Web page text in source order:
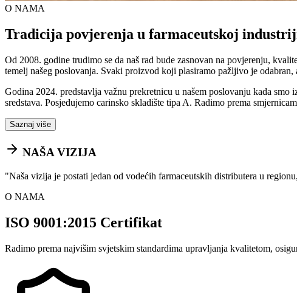
O NAMA
Tradicija povjerenja u farmaceutskoj
Od 2008. godine trudimo se da naš rad bude zasnovan na povjerenju,
temelj našeg poslovanja. Svaki proizvod koji plasiramo pažljivo je
Godina 2024. predstavlja važnu prekretnicu u našem poslovanju kada
sredstava. Posjedujemo carinsko skladište tipa A. Radimo prema
Saznaj više
NAŠA VIZIJA
"Naša vizija je postati jedan od vodećih farmaceutskih distributera u
O NAMA
ISO 9001:2015 Certifikat
Radimo prema najvišim svjetskim standardima upravljanja kvalitetom,